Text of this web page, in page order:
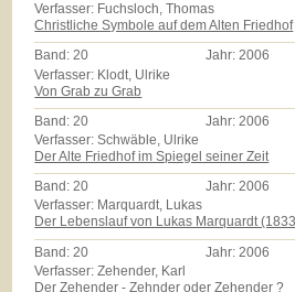
Verfasser: Fuchsloch, Thomas
Christliche Symbole auf dem Alten Friedhof
Band:20 Jahr:2006
Verfasser: Klodt, Ulrike
Von Grab zu Grab
Band: 20 Jahr: 2006
Verfasser: Schwäble, Ulrike
Der Alte Friedhof im Spiegel seiner Zeit
Band:20 Jahr:2006
Verfasser: Marquardt, Lukas
Der Lebenslauf von Lukas Marquardt
Band: 20 Jahr: 2006
Verfasser: Zehender, Karl
Der Zehender - Zehnder oder Zehender ?